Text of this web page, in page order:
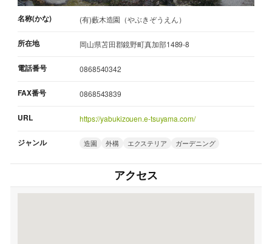
名称(かな) (有)藪木造園（やぶきぞうえん）
所在地 岡山県苫田郡鏡野町真加部1489-8
電話番号 0868540342
FAX番号 0868543839
URL https://yabukizouen.e-tsuyama.com/
ジャンル 造園 外構 エクステリア ガーデニング
アクセス